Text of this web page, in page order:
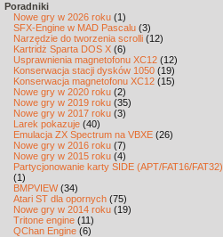
Poradniki
Nowe gry w 2026 roku (1)
SFX-Engine w MAD Pascalu (3)
Narzędzie do tworzenia scrolli (12)
Kartridż Sparta DOS X (6)
Usprawnienia magnetofonu XC12 (12)
Konserwacja stacji dysków 1050 (19)
Konserwacja magnetofonu XC12 (15)
Nowe gry w 2020 roku (2)
Nowe gry w 2019 roku (35)
Nowe gry w 2017 roku (3)
Larek pokazuje (40)
Emulacja ZX Spectrum na VBXE (26)
Nowe gry w 2016 roku (7)
Nowe gry w 2015 roku (4)
Partycjonowanie karty SIDE (APT/FAT16/FAT32)
(1)
BMPVIEW(34)
Atari ST dla opornych (75)
Nowe gry w 2014 roku (19)
Tritone engine (11)
QChan Engine (6)